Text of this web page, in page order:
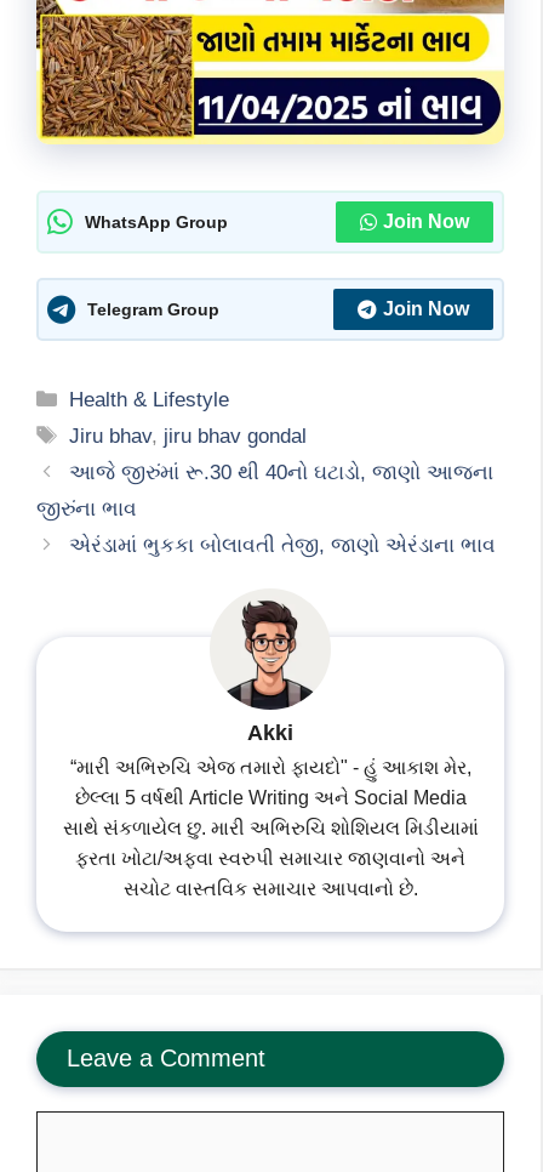
WhatsApp Group Join Now
Telegram Group Join Now
Categories
Health & Lifestyle
Tags
Jiru bhav, jiru bhav gondal
આજે જીરુંમાં રૂ.30 થી 40નો ઘટાડો, જાણો આજના
જીરુંના ભાવ
એરંડામાં ભુકકા બોલાવતી તેજી, જાણો એરંડાના ભાવ
Akki
“મારી અભિરુચિ એજ તમારો ફાયદો" - હું આકાશ મેર,
છેલ્લા 5 વર્ષથી Article Writing અને Social Media
સાથે સંકળાયેલ છુ. મારી અભિરુચિ શોશિયલ મિડીયામાં
ફરતા ખોટા/અફવા સ્વરુપી સમાચાર જાણવાનો અને
સચોટ વાસ્તવિક સમાચાર આપવાનો છે.
Leave a Comment